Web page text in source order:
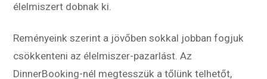
élelmiszert dobnak ki.
Reményeink szerint a jövőben sokkal jobban fogjuk
csökkenteni az élelmiszer-pazarlást. Az
DinnerBooking-nél megtesszük a tőlünk telhetőt,